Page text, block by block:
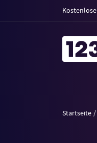
Startseite